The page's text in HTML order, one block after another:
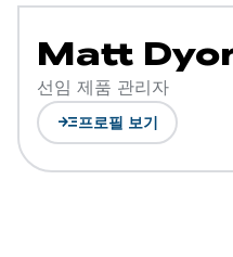
Matt
선임 제품 관리자
read_more프로필 보기